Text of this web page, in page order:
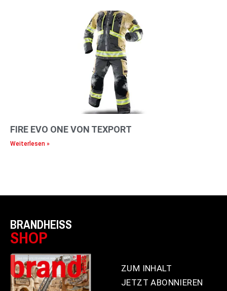
FIRE EVO ONE VON TEXPORT
Weiterlesen »
BRANDHEISS
SHOP
ZUM INHALT
JETZT ABONNIEREN